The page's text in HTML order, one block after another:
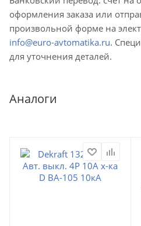
оформления заказа или
произвольной форме на
info@euro-avtomatika.ru.
для уточнения деталей.
Аналоги